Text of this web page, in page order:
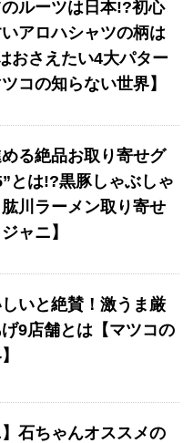
ルーツは日本!?初心
アロハシャツの柄は
おさえたい4大パター
コの知らない世界】
る絶品お取り寄せグ
とは!?黒豚しゃぶしゃ
川ラーメン取り寄せ
ャニ】
いと絶賛！激うま厳
9店舗とは【マツコの
】石ちゃんオススメの